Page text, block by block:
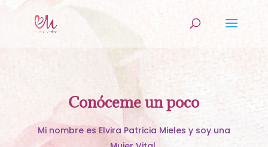
Conóceme un poco
Mi nombre es Elvira Patricia Mieles y soy una